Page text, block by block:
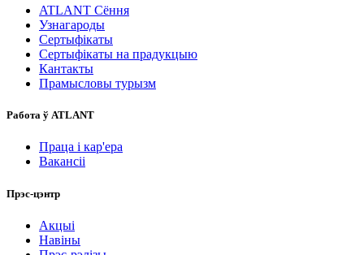
ATLANT Сёння
Узнагароды
Сертыфікаты
Сертыфікаты на прадукцыю
Кантакты
Прамысловы турызм
Работа ў ATLANT
Праца і кар'ера
Вакансіі
Прэс-цэнтр
Акцыі
Навіны